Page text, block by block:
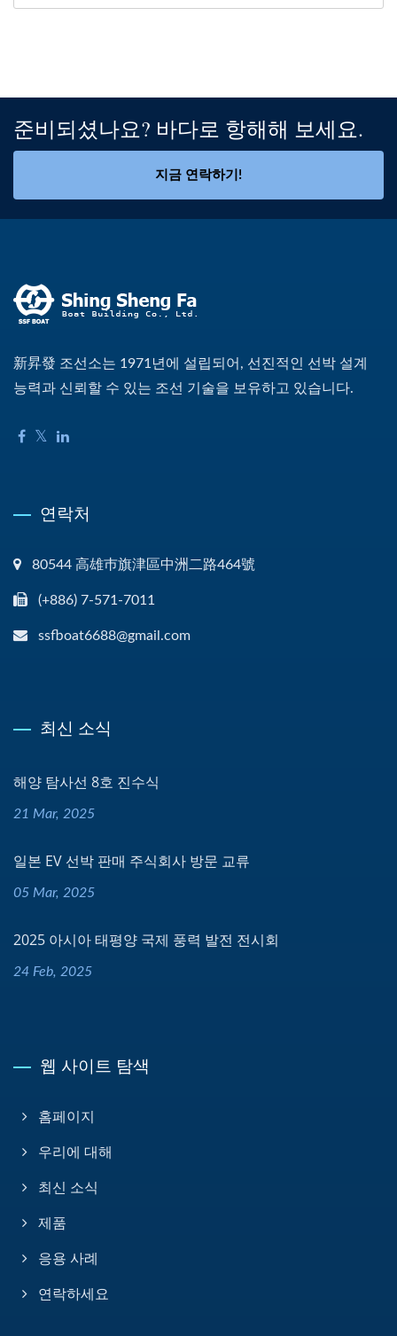
준비되셨나요? 바다로 항해해 보세요.
지금 연락하기!
新昇發 조선소는 1971년에 설립되어, 선진적인 선박 설계
능력과 신뢰할 수 있는 조선 기술을 보유하고 있습니다.
연락처
80544 高雄巿旗津區中洲二路464號
(+886) 7-571-7011
ssfboat6688@gmail.com
최신 소식
해양 탐사선 8호 진수식
21 Mar, 2025
일본 EV 선박 판매 주식회사 방문 교류
05 Mar, 2025
2025 아시아 태평양 국제 풍력 발전 전시회
24 Feb, 2025
웹 사이트 탐색
홈페이지
우리에 대해
최신 소식
제품
응용 사례
연락하세요